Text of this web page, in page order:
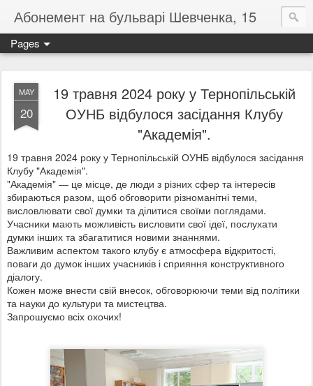
Абонемент на бульварі Шевченка, 15
Pages
MAY
20
19 травня 2024 року у Тернопільській
ОУНБ відбулося засідання Клубу
"Академія".
19 травня 2024 року у Тернопільській ОУНБ відбулося засідання
Клубу "Академія".
"Академія" — це місце, де люди з різних сфер та інтересів
збираються разом, щоб обговорити різноманітні теми,
висловлювати свої думки та ділитися своїми поглядами.
Учасники мають можливість висловити свої ідеї, послухати
думки інших та збагатитися новими знаннями.
Важливим аспектом такого клубу є атмосфера відкритості,
поваги до думок інших учасників і сприяння конструктивного
діалогу.
Кожен може внести свій внесок, обговорюючи теми від політики
та науки до культури та мистецтва.
Запрошуємо всіх охочих!